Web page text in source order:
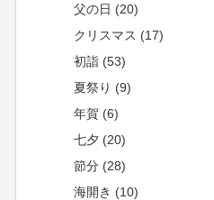
父の日 (20)
クリスマス (17)
初詣 (53)
夏祭り (9)
年賀 (6)
七夕 (20)
節分 (28)
海開き (10)